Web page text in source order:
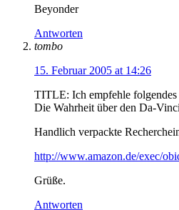
Beyonder
Antworten
tombo
15. Februar 2005 at 14:26
TITLE: Ich empfehle folgendes
Die Wahrheit über den Da-
Handlich verpackte
http://www.amazon.de/exec/
Grüße.
Antworten